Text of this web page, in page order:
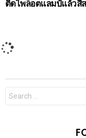
ติดไพล็อตแลมป์แล้วสี
for: